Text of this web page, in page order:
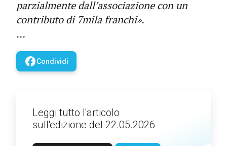
parzialmente dall’associazione con un
contributo di 7mila franchi».
…
facebookCondividi
Leggi tutto l'articolo
sull'edizione del 22.05.2026